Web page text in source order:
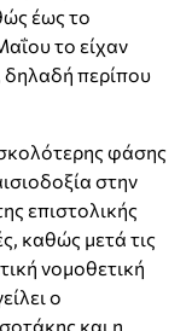
έως το
το είχαν
περίπου
φάσης
στην
επιστολικής
καθώς μετά τις
νομοθετική
ο
και η